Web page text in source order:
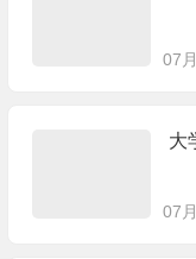
07
大
07